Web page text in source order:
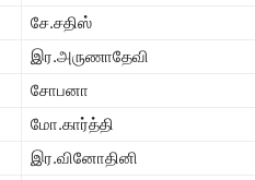
சே.சதிஸ்
இர.அருணாதேவி
சோபனா
மோ.கார்த்தி
இர.வினோதினி